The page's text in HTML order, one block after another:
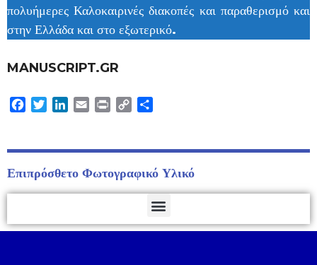
πολυήμερες Καλοκαιρινές διακοπές και παραθερισμό και
στην Ελλάδα και στο εξωτερικό.
MANUSCRIPT.GR
Facebook
TwitterLinkedIn
EmailPrint Copy
Επιπρόσθετο Φωτογραφικό Υλικό